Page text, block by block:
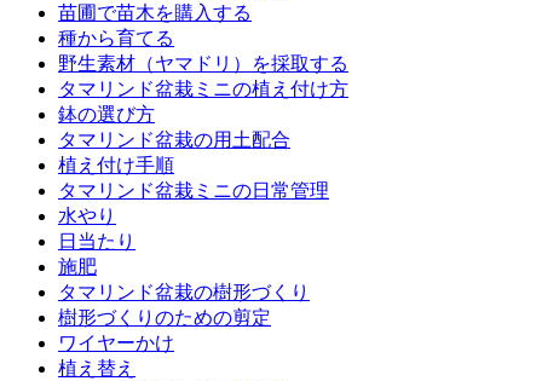
苗圃で苗木を購入する
種から育てる
野生素材（ヤマドリ）を採取する
タマリンド盆栽ミニの植え付け方
鉢の選び方
タマリンド盆栽の用土配合
植え付け手順
タマリンド盆栽ミニの日常管理
水やり
日当たり
施肥
タマリンド盆栽の樹形づくり
樹形づくりのための剪定
ワイヤーかけ
植え替え